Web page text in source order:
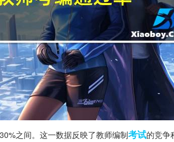
之间。这一数据反映了教师编制考试的竞争